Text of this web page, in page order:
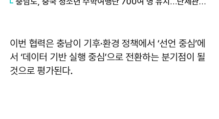
이번 협력은 충남이 기후·환경 정책에서 ‘선언 중심’에
서 ‘데이터 기반 실행 중심’으로 전환하는 분기점이 될
것으로 평가된다.